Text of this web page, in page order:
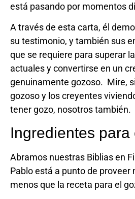
está pasando por momentos
A través de esta carta, él
su testimonio, y también sus
que se requiere para superar
actuales y convertirse en un
genuinamente gozoso. Mire,
gozoso y los creyentes
tener gozo, nosotros también.
Ingredientes para
Abramos nuestras Biblias en
Pablo está a punto de proveer
menos que la receta para el